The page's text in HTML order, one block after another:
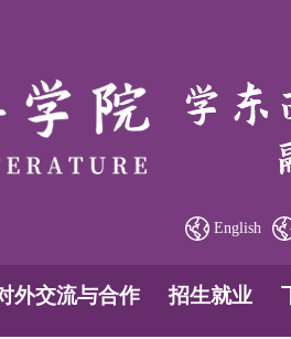
English
外交流与合作 招生就业